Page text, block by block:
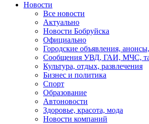
Новости
Все новости
Актуально
Новости Бобруйска
Официально
Городские объявления,
Сообщения УВД, ГАИ, МЧС,
Культура, отдых, развлечения
Бизнес и политика
Спорт
Образование
Автоновости
Здоровье, красота, мода
Новости компаний